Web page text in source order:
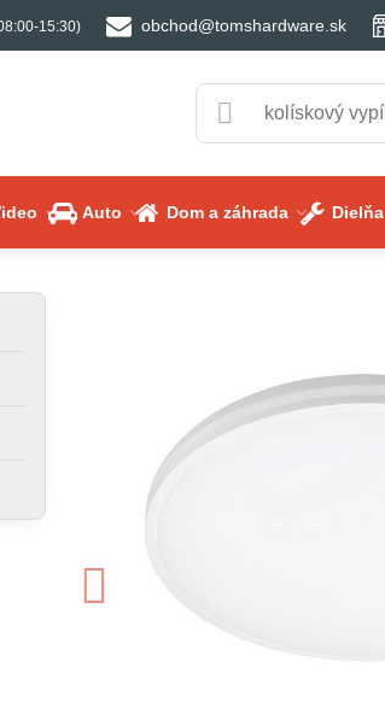
15:30) obchod@tomshardware.sk
Auto Dom a záhrada Dielňa